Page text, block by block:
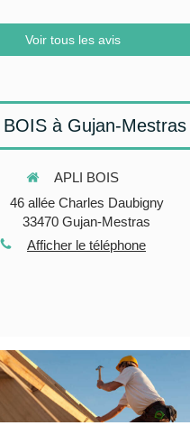
Voir tous les avis
à Gujan-Mestras
APLI BOIS
46 allée Charles Daubigny
33470 Gujan-Mestras
Afficher le téléphone